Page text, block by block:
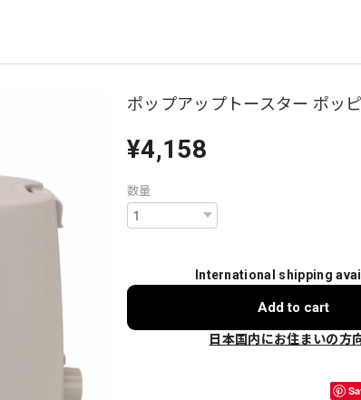
ポップアップトースター ポッピ
¥4,158
数量
International shipping
Add to cart
日本国内にお住まいの方